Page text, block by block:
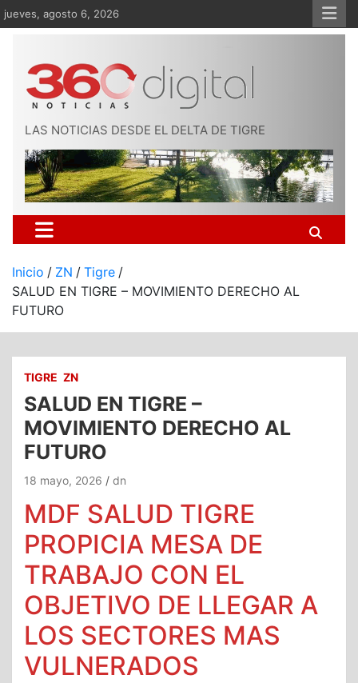
Saltar
al
jueves, agosto 6, 2026
LAS NOTICIAS DESDE EL DELTA DE TIGRE
Inicio ZN
Tigre
SALUD EN TIGRE – MOVIMIENTO DERECHO AL
FUTURO
TIGRE ZN
SALUD EN TIGRE –
MOVIMIENTO DERECHO AL
FUTURO
18 mayo, 2026 dn
MDF SALUD TIGRE
PROPICIA MESA DE
TRABAJO CON EL
OBJETIVO DE LLEGAR A
LOS SECTORES MAS
VULNERADOS